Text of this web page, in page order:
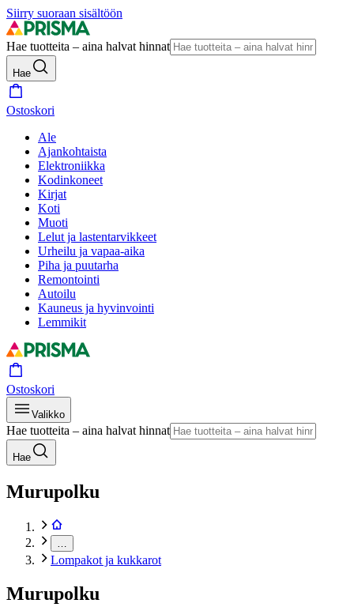
Siirry suoraan sisältöön
Hae tuotteita – aina halvat hinnat
Hae
Ostoskori
Ale
Ajankohtaista
Elektroniikka
Kodinkoneet
Kirjat
Koti
Muoti
Lelut ja lastentarvikkeet
Urheilu ja vapaa-aika
Piha ja puutarha
Remontointi
Autoilu
Kauneus ja hyvinvointi
Lemmikit
Ostoskori
Valikko
Hae tuotteita – aina halvat hinnat
Hae
Murupolku
Lompakot ja kukkarot
Murupolku